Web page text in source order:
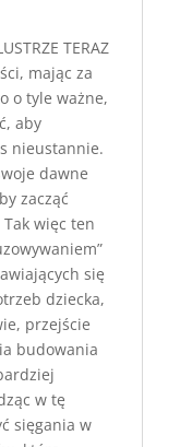
TERAZ
mając za
o tyle ważne,
aby
nieustannie.
dawne
zacząć
Tak więc ten
się
dziecka,
przejście
budowania
w tę
sięgania w